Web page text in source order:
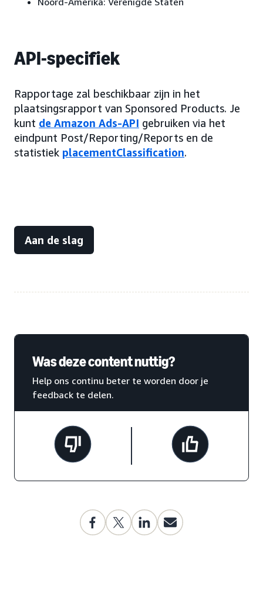
API-specifiek
Rapportage zal beschikbaar zijn in het
plaatsingsrapport van Sponsored Products. Je
kunt de Amazon Ads-API gebruiken via het
eindpunt Post/Reporting/Reports en de
statistiek placementClassification.
Aan de slag
Was deze content nuttig?
Help ons continu beter te worden door je
feedback te delen.